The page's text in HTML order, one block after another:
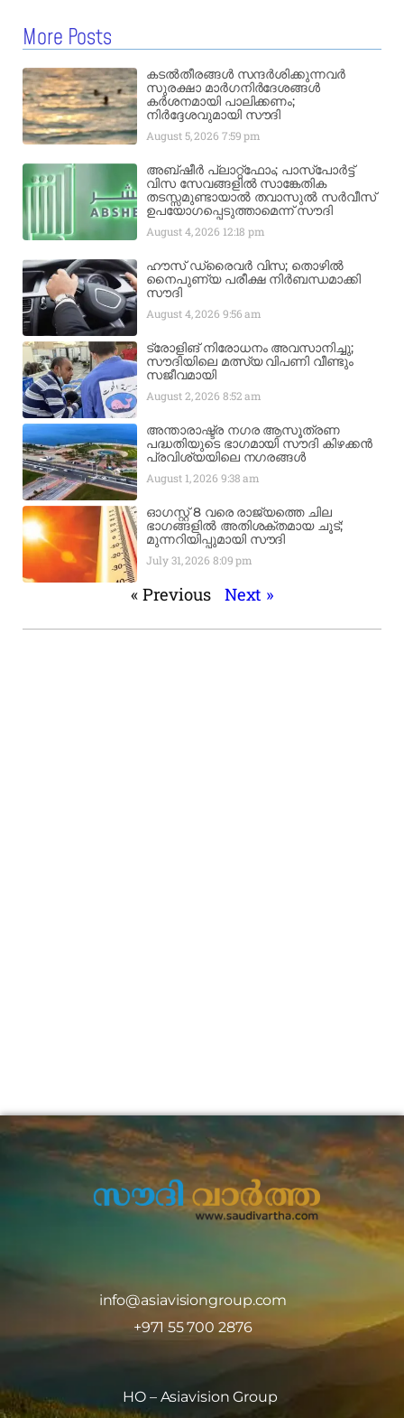
More Posts
കടൽതീരങ്ങൾ സന്ദർശിക്കുന്നവർ
സുരക്ഷാ മാർഗനിർദേശങ്ങൾ
കർശനമായി പാലിക്കണം;
നിർദ്ദേശവുമായി സൗദി
August 5, 2026 7:59 pm
അബ്ഷീർ പ്ലാറ്റ്‌ഫോം; പാസ്‌പോർട്ട്
വിസ സേവങ്ങളിൽ സാങ്കേതിക
തടസ്സമുണ്ടായാൽ തവാസുൽ സർവീസ്
ഉപയോഗപ്പെടുത്താമെന്ന് സൗദി
August 4, 2026 12:18 pm
ഹൗസ് ഡ്രൈവർ വിസ; തൊഴിൽ
നൈപുണ്യ പരീക്ഷ നിർബന്ധമാക്കി
സൗദി
August 4, 2026 9:56 am
ട്രോളിങ് നിരോധനം അവസാനിച്ചു;
സൗദിയിലെ മത്സ്യ വിപണി വീണ്ടും
സജീവമായി
August 2, 2026 8:52 am
അന്താരാഷ്ട്ര നഗര ആസൂത്രണ
പദ്ധതിയുടെ ഭാഗമായി സൗദി കിഴക്കൻ
പ്രവിശ്യയിലെ നഗരങ്ങൾ
August 1, 2026 9:38 am
ഓഗസ്റ്റ് 8 വരെ രാജ്യത്തെ ചില
ഭാഗങ്ങളിൽ അതിശക്തമായ ചൂട്;
മുന്നറിയിപ്പുമായി സൗദി
July 31, 2026 8:09 pm
« Previous Next »
info@asiavisiongroup.com
+971 55 700 2876
HO – Asiavision Group